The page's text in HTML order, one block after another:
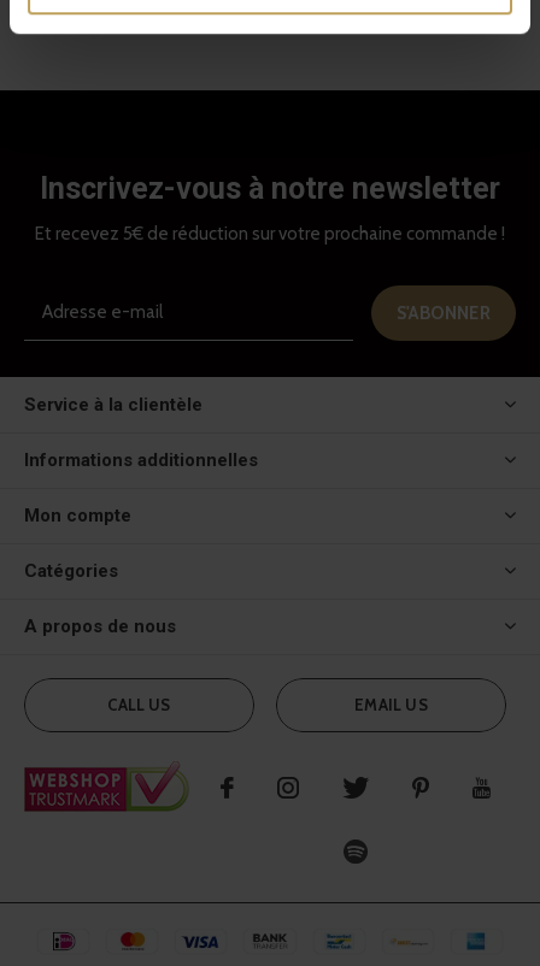
Vu 5 de 5 produits
Inscrivez-vous à notre newsletter
Et recevez 5€ de réduction sur votre prochaine commande !
S'ABONNER
Service à la clientèle
Informations additionnelles
Mon compte
Catégories
A propos de nous
CALL US EMAIL US